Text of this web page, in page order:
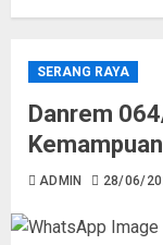
SERANG RAYA
Danrem
ADMIN 28/06/